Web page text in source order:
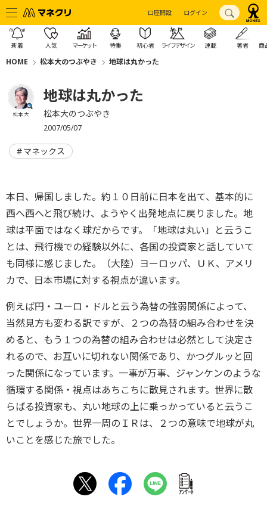
口座開設 ログイン
新着 人気 マーケット 特集 初心者 ライフデザイン 連載 著者 商
HOME 松本大のつぶやき 地球は丸かった
松本 大
地球は丸かった
松本大のつぶやき
2007/05/07
マネックス
本日、帰国しました。約１０日前に日本を出て、基本的に
西へ西へと飛び続け、ようやく出発地点に戻りました。地
球は平面ではなく球だからです。「地球は丸い」と云うこ
とは、飛行機での経験以外に、各国の投資家と話していて
も同様に感じました。（大陸）ヨーロッパ、ＵＫ、アメリ
カで、日本市場に対する視点が違います。
例えば円・ユーロ・ドルと云う為替の強弱関係によって、
当然見方も変わる訳ですが、２つの為替の組み合わせを決
めると、もう１つの為替の組み合わせは必然として決定さ
れるので、お互いに切れない関係であり、かつグルッと回
った関係になっています。一事が万事、ジャンケンのような
循環する関係・視点はあちこちに散見されます。世界に散
らばる投資家も、丸い地球の上に乗っかっていると云うこ
とでしょうか。世界一周のＩＲは、２つの意味で地球が丸
いことを感じた旅でした。
ｱﾝｹｰﾄ